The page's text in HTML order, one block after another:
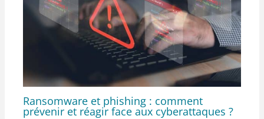
Ransomware et phishing : comment
prévenir et réagir face aux cyberattaques ?